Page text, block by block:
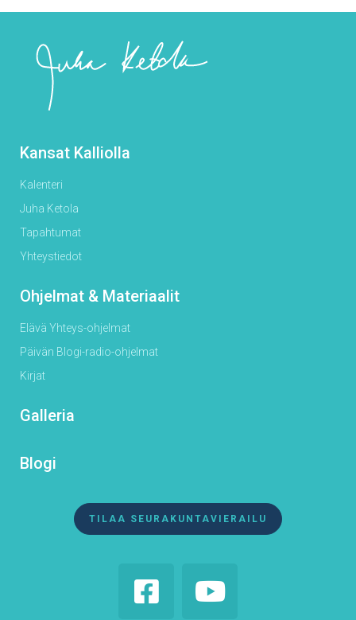
Kansat Kalliolla
Kalenteri
Juha Ketola
Tapahtumat
Yhteystiedot
Ohjelmat & Materiaalit
Elävä Yhteys-ohjelmat
Päivän Blogi-radio-ohjelmat
Kirjat
Galleria
Blogi
TILAA SEURAKUNTAVIERAILU
 